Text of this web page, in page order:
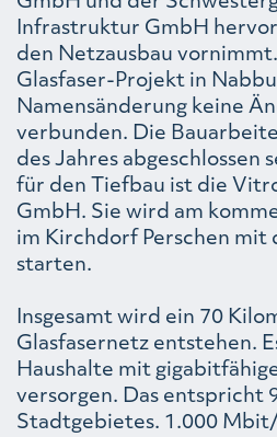
Infrastruktur GmbH
den Netzausbau
Glasfaser-Projekt in
Namensänderung keine
verbunden. Die
des Jahres abgeschlossen
für den Tiefbau ist die
GmbH. Sie wird am
im Kirchdorf Perschen mit
starten.
Insgesamt wird ein 70
Glasfasernetz entstehen.
Haushalte mit
versorgen. Das entspricht
Stadtgebietes. 1.000